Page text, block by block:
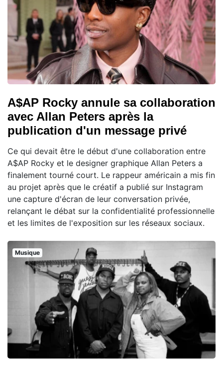
A$AP Rocky annule sa collaboration
avec Allan Peters après la
publication d'un message privé
Ce qui devait être le début d'une collaboration entre
A$AP Rocky et le designer graphique Allan Peters a
finalement tourné court. Le rappeur américain a mis fin
au projet après que le créatif a publié sur Instagram
une capture d'écran de leur conversation privée,
relançant le débat sur la confidentialité professionnelle
et les limites de l'exposition sur les réseaux sociaux.
Musique